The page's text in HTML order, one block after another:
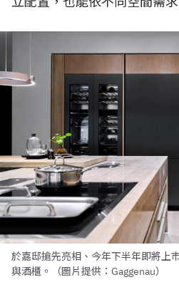
於嘉邸搶先亮相、今年下半年即將上
與酒櫃。（圖片提供：Gaggenau）